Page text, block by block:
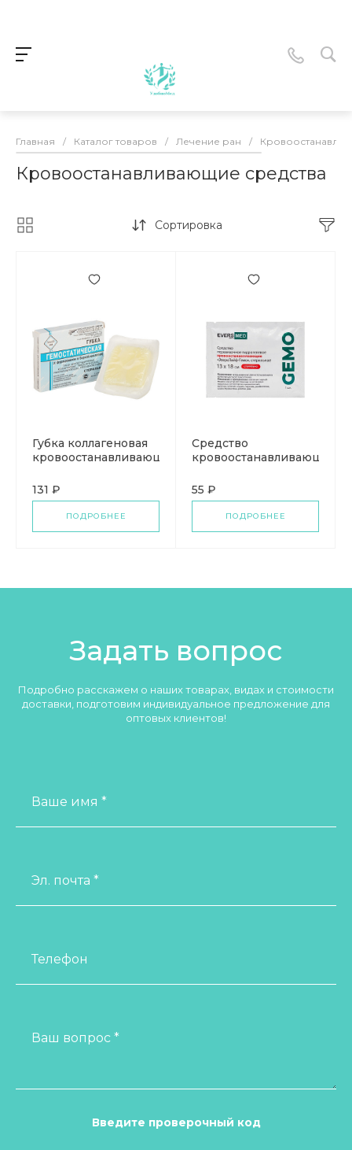
Главная / Каталог товаров / Лечение ран /
Кровоостанавливающие средства
Сортировка
Губка коллагеновая
кровоостанавливающая
131 ₽
ПОДРОБНЕЕ
Средство
кровоостанавливающее
55 ₽
ПОДРОБНЕЕ
Задать вопрос
Подробно расскажем о наших товарах, видах и стоимости
доставки, подготовим индивидуальное предложение для
оптовых клиентов!
Ваше имя *
Эл. почта *
Телефон
Ваш вопрос *
Введите проверочный код